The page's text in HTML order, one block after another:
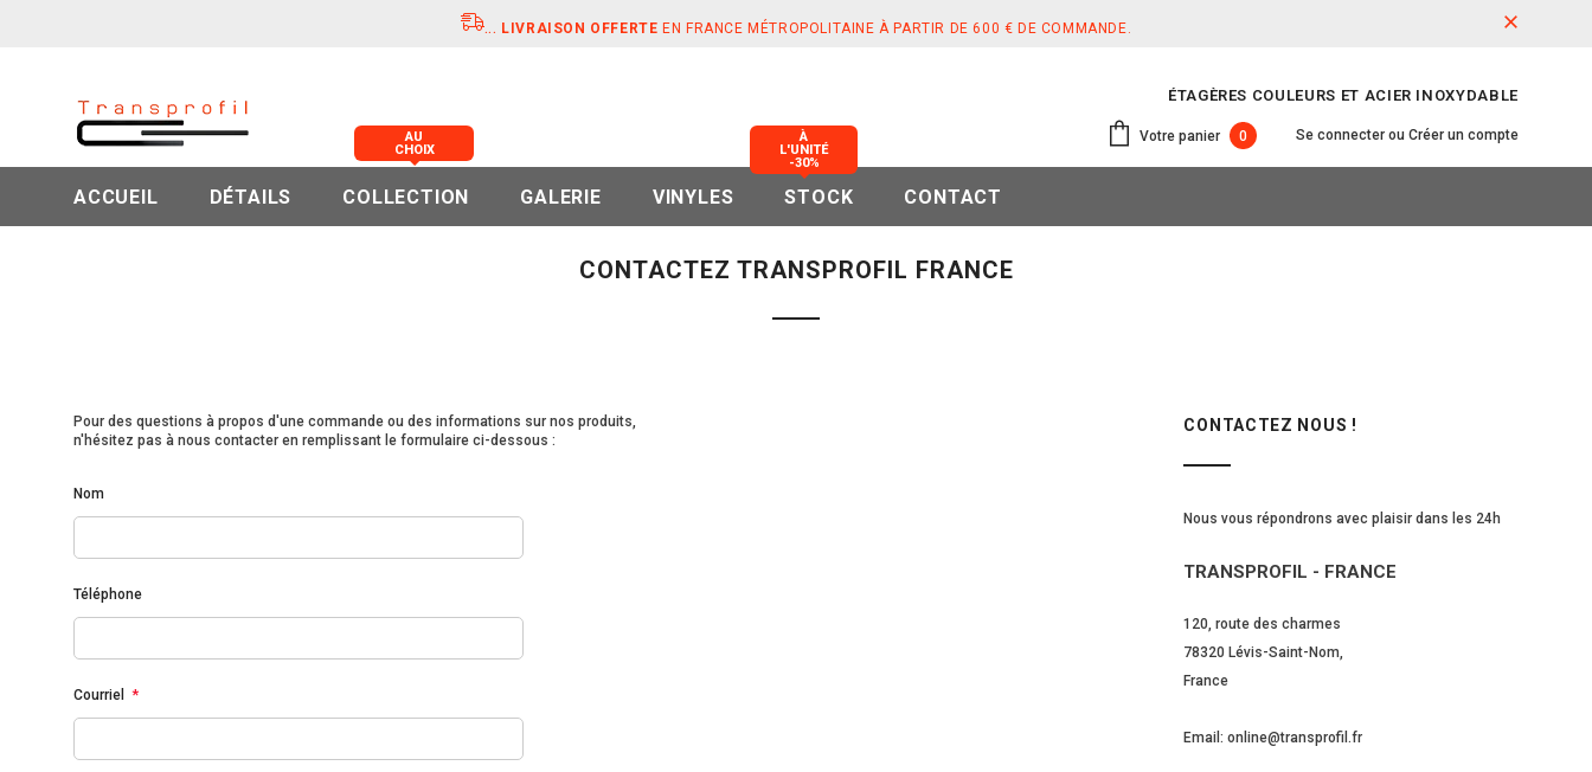
... LIVRAISON OFFERTE EN FRANCE MÉTROPOLITAINE À PARTIR DE 600 € DE COMMANDE.
ÉTAGÈRES COULEURS ET ACIER INOXYDABLE
Votre panier 0 Se connecter ou Créer un compte
ACCUEIL DÉTAILS COLLECTION
AU
CHOIX
GALERIE VINYLES STOCK
À
L'UNITÉ
-30%
CONTACT
CONTACTEZ TRANSPROFIL FRANCE
Pour des questions à propos d'une commande ou des informations sur nos produits,
n'hésitez pas à nous contacter en remplissant le formulaire ci-dessous :
Nom
Téléphone
Courriel *
CONTACTEZ NOUS !
Nous vous répondrons avec plaisir dans les 24h
TRANSPROFIL - FRANCE
120, route des charmes
78320 Lévis-Saint-Nom,
France
Email: online@transprofil.fr